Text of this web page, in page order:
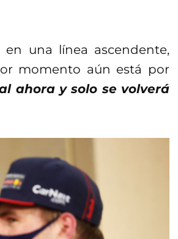
una línea ascendente,
momento aún está por
ahora y solo se volverá